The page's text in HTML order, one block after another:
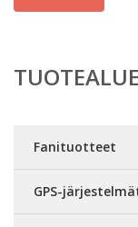
Fanituotteet
GPS-